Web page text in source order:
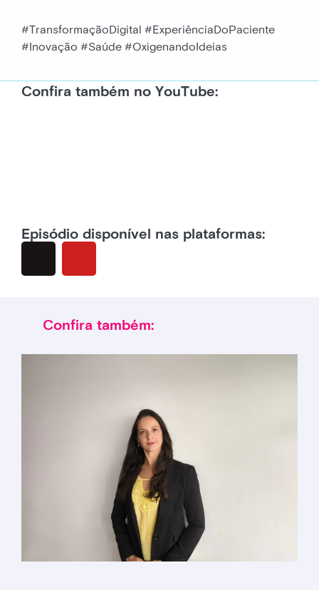
#TransformaçãoDigital #ExperiênciaDoPaciente
#Inovação #Saúde #OxigenandoIdeias
Confira também no YouTube:
Episódio disponível nas plataformas:
Confira também: